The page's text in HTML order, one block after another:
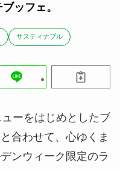
ッフェ。
サスティナブル
ーをはじめとしたブ
合わせて、心ゆくま
ンウィーク限定のラ